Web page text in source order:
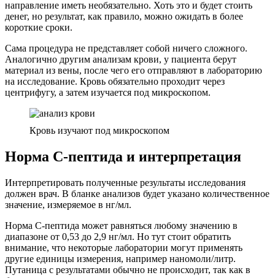
направление иметь необязательно. Хоть это и будет стоить
денег, но результат, как правило, можно ожидать в более
короткие сроки.
Сама процедура не представляет собой ничего сложного.
Аналогично другим анализам крови, у пациента берут
материал из вены, после чего его отправляют в лабораторию
на исследование. Кровь обязательно проходит через
центрифугу, а затем изучается под микроскопом.
Кровь изучают под микроскопом
Норма С-пептида и интерпретация
Интерпретировать полученные результаты исследования
должен врач. В бланке анализов будет указано количественное
значение, измеряемое в нг/мл.
Норма С-пептида может равняться любому значению в
диапазоне от 0,53 до 2,9 нг/мл. Но тут стоит обратить
внимание, что некоторые лаборатории могут применять
другие единицы измерения, например наномоли/литр.
Путаница с результатами обычно не происходит, так как в